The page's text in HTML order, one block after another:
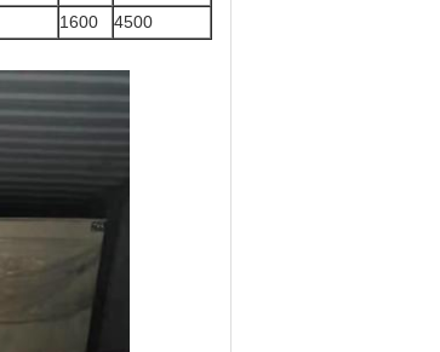
1600 4500